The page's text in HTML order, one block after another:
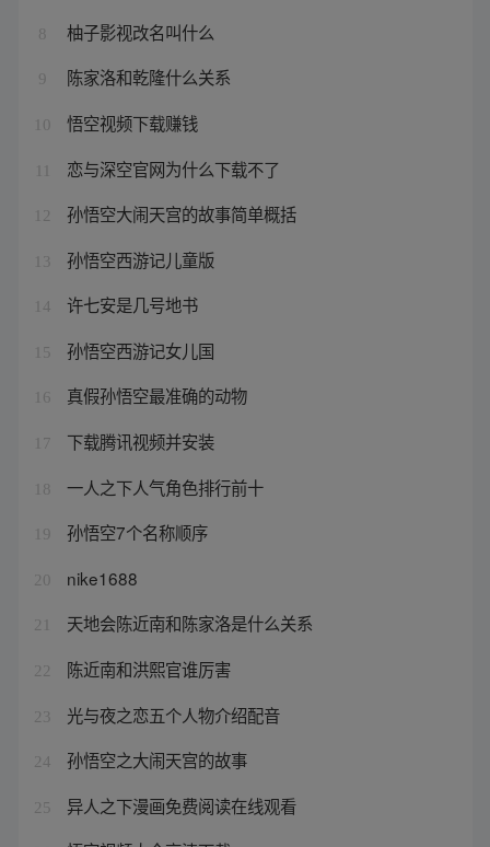
8 柚子影视改名叫什么
9 陈家洛和乾隆什么关系
10 悟空视频下载赚钱
恋与深空官网为什么下载不了
12 孙悟空大闹天宫的故事简单概括
13 孙悟空西游记儿童版
14 许七安是几号地书
15 孙悟空西游记女儿国
16 真假孙悟空最准确的动物
17 下载腾讯视频并安装
18 一人之下人气角色排行前十
19 孙悟空7个名称顺序
20 nike1688
21 天地会陈近南和陈家洛是什么关系
22 陈近南和洪熙官谁厉害
23 光与夜之恋五个人物介绍配音
24 孙悟空之大闹天宫的故事
25 异人之下漫画免费阅读在线观看